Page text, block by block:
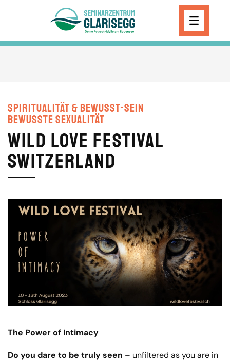
Skip to main content
Spiritualität & Bewusst-Sein
Bewusste Sexualität
WILD LOVE Festival
Switzerland
The Power of Intimacy
Do you dare to be truly seen – unfiltered as you are in